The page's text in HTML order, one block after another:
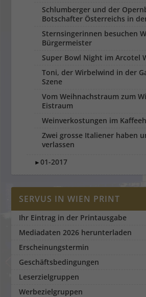
Schlumberger und der
Botschafter Österreichs in
Sternsingerinnen besuchen
Bürgermeister
Super Bowl Night im Arcotel
Toni, der Wirbelwind in der
Szene
Vom Weihnachstraum zum
Eistraum
Weinverkostungen im
Zwei grosse Italiener haben
verlassen
►01-2017
SERVUS IN WIEN PRINT
Ihr Eintrag in der Printausgabe
Mediadaten 2026 herunterladen
Erscheinungstermin
Geschäftsbedingungen
Leserzielgruppen
Werbezielgruppen